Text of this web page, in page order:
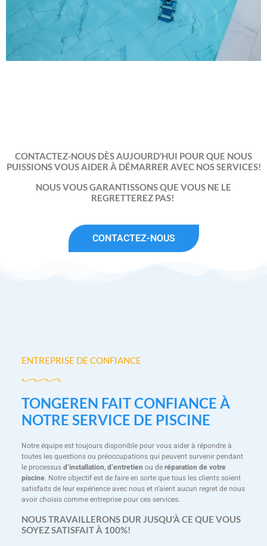
CONTACTEZ-NOUS DÈS AUJOURD’HUI POUR QUE NOUS
PUISSIONS VOUS AIDER À DÉMARRER AVEC NOS SERVICES!
NOUS VOUS GARANTISSONS QUE VOUS NE LE
REGRETTEREZ PAS!
CONTACTEZ-NOUS
ENTREPRISE DE CONFIANCE
TONGEREN FAIT CONFIANCE À
NOTRE SERVICE DE PISCINE
Notre équipe est toujours disponible pour vous aider à répondre à
toutes les questions ou préoccupations qui peuvent survenir pendant
le processusd’installation,d’entretien ou deréparation de votre
piscine. Notre objectif est de faire en sorte que tous les clients soient
satisfaits de leur expérience avec nous et n’aient aucun regret de nous
avoir choisis comme entreprise pour ces services.
NOUS TRAVAILLERONS DUR JUSQU’À CE QUE VOUS
SOYEZ SATISFAIT À 100%!